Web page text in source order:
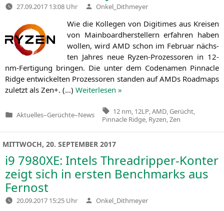
27.09.2017 13:08 Uhr Verfasst
von
Onkel_Dithmeyer
Wie die Kol­le­gen von Digi­ti­mes aus Krei­sen
von Main­board­her­stel­lern erfah­ren haben
wol­len, wird AMD schon im Febru­ar nächs­
ten Jah­res neue Ryzen-Pro­zes­so­ren in 12-
nm-Fer­ti­gung brin­gen. Die unter dem Code­na­men Pin­na­cle
Ridge ent­wi­ckel­ten Pro­zes­so­ren stan­den auf AMDs Road­maps
zuletzt als Zen+. (…) Wei­ter­le­sen »
Veröffentlicht
Aktuelles–Gerüchte–News
Tags:
12 nm 12LP AMD Gerücht
Pinnacle Ridge, Ryzen Zen
MITTWOCH, 20. SEPTEMBER 2017
i9 7980XE: Intels Threadripper-Konter
zeigt sich in ersten Benchmarks aus
Fernost
20.09.2017 15:25 Uhr Verfasst
von
Onkel_Dithmeyer